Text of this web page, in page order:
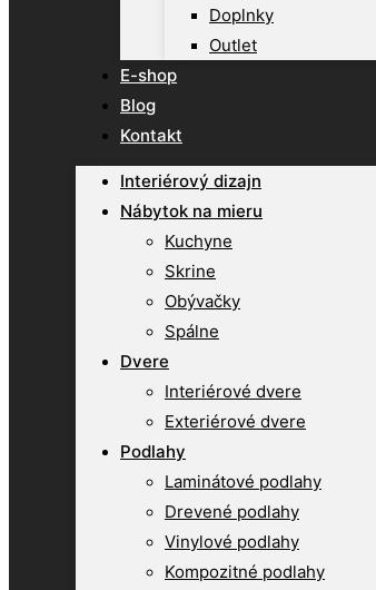
Doplnky
Outlet
E-shop
Blog
Kontakt
Interiérový dizajn
Nábytok na mieru
Kuchyne
Skrine
Obývačky
Spálne
Dvere
Interiérové dvere
Exteriérové dvere
Podlahy
Laminátové podlahy
Drevené podlahy
Vinylové podlahy
Kompozitné podlahy